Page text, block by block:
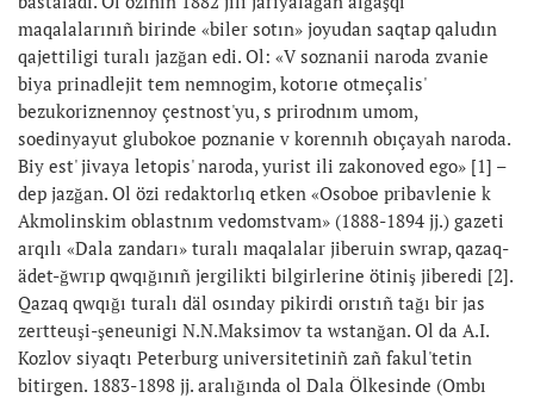
maqalalarınıñ birinde «biler sotın» joyudan saqtap qaludın
qajettiligi turalı jazğan edi. Ol: «V soznanii naroda zvanie
biya prinadlejit tem nemnogim, kotorıe otmeçalis'
bezukoriznennoy çestnost'yu, s prirodnım umom,
soedinyayut glubokoe poznanie v korennıh obıçayah naroda.
Biy est' jivaya letopis' naroda, yurist ili zakonoved ego» [1] –
dep jazğan. Ol özi redaktorlıq etken «Osoboe pribavlenie k
Akmolinskim oblastnım vedomstvam» (1888-1894 jj.) gazeti
arqılı «Dala zandarı» turalı maqalalar jiberuin swrap, qazaq-
ädet-ğwrıp qwqığınıñ jergilikti bilgirlerine ötiniş jiberedi [2].
Qazaq qwqığı turalı däl osınday pikirdi orıstıñ tağı bir jas
zertteuşi-şeneunigi N.N.Maksimov ta wstanğan. Ol da A.I.
Kozlov siyaqtı Peterburg universitetiniñ zañ fakul'tetin
bitirgen. 1883-1898 jj. aralığında ol Dala Ölkesinde (Ombı